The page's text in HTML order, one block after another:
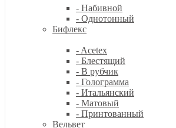
- Набивной
- Однотонный
Бифлекс
- Acetex
- Блестящий
- В рубчик
- Голограмма
- Итальянский
- Матовый
- Принтованный
Вельвет